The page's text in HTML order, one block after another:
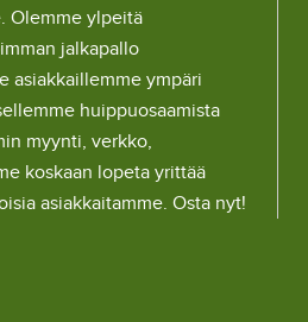
Olemme ylpeitä
jalkapallo
asiakkaillemme ympäri
huippuosaamista
myynti, verkko,
koskaan lopeta yrittää
asiakkaitamme. Osta nyt!